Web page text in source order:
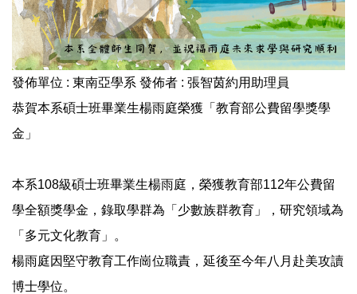
發佈單位 : 東南亞學系 發佈者 : 張智茵約用助理員
恭賀本系碩士班畢業生楊雨庭榮獲「教育部公費留學獎學
金」
本系108級碩士班畢業生楊雨庭，榮獲教育部112年公費留
學全額獎學金，錄取學群為「少數族群教育」，研究領域為
「多元文化教育」。
楊雨庭因堅守教育工作崗位職責，延後至今年八月赴美攻讀
博士學位。